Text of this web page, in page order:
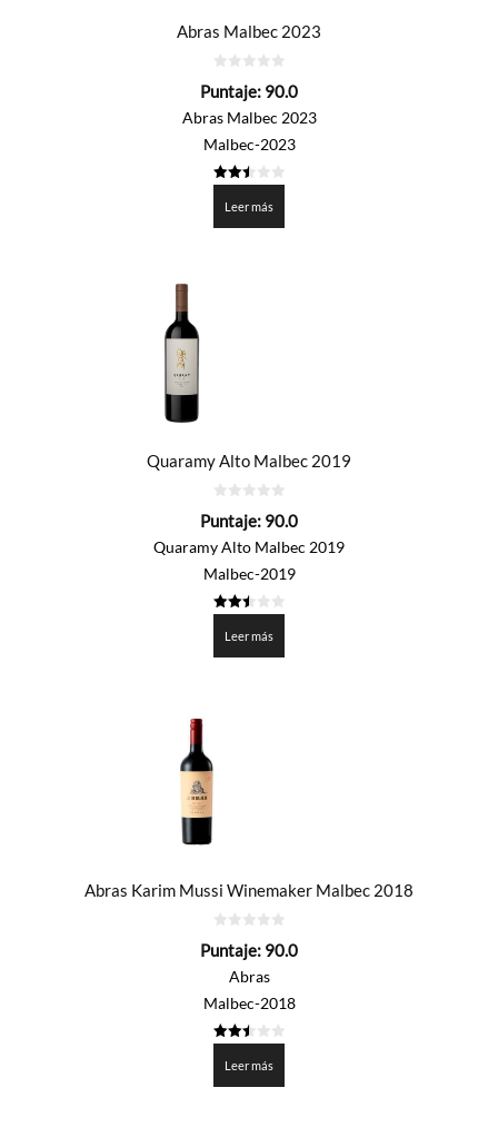
Abras Malbec 2023
de
Puntaje: 90.0
Abras Malbec 2023
Malbec-2023
de 5
Leer más
Quaramy Alto Malbec 2019
de
Puntaje: 90.0
Quaramy Alto Malbec 2019
Malbec-2019
de 5
Leer más
Abras Karim Mussi Winemaker Malbec 2018
de
Puntaje: 90.0
Abras
Malbec-2018
de 5
Leer más